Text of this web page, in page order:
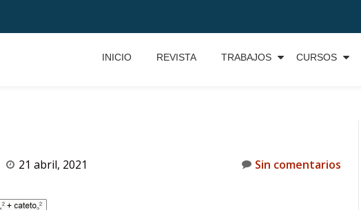
INICIO REVISTA TRABAJOS CURSOS
21 abril, 2021 Sin comentarios